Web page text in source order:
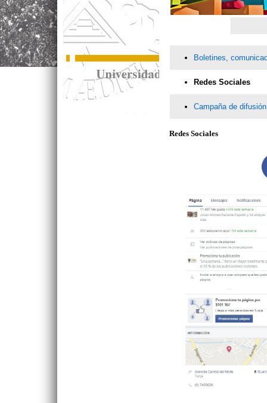
Boletines,
Redes Sociales
Campaña de difusión
Redes Sociales